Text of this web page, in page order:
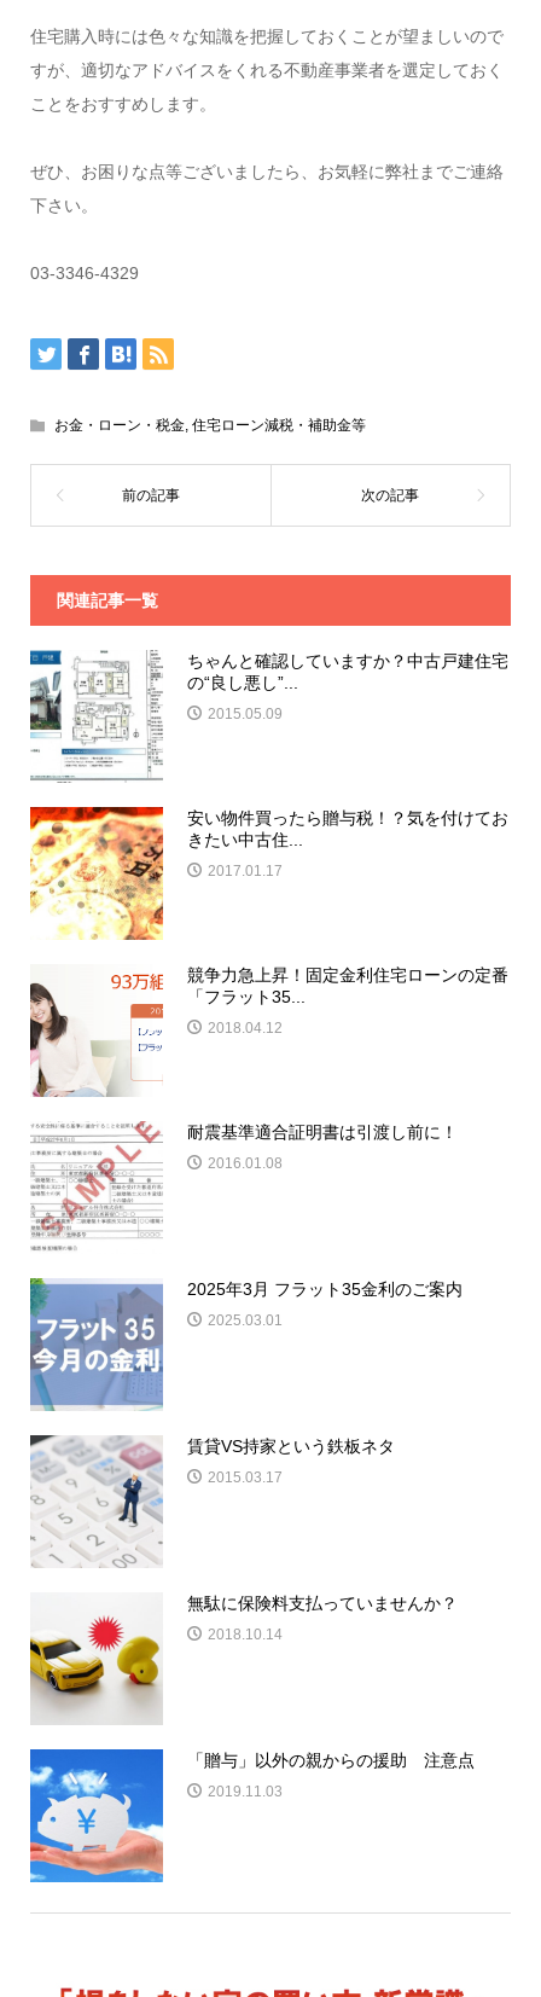
住宅購入時には色々な知識を把握しておくことが望ましいので
すが、適切なアドバイスをくれる不動産事業者を選定しておく
ことをおすすめします。
ぜひ、お困りな点等ございましたら、お気軽に弊社までご連絡
下さい。
03-3346-4329
お金・ローン・税金, 住宅ローン減税・補助金等
関連記事一覧
ちゃんと確認していますか？中古戸建住宅
の“良し悪し”...
2015.05.09
安い物件買ったら贈与税！？気を付けてお
きたい中古住...
2017.01.17
競争力急上昇！固定金利住宅ローンの定番
「フラット35...
2018.04.12
耐震基準適合証明書は引渡し前に！
2016.01.08
2025年3月 フラット35金利のご案内
2025.03.01
賃貸VS持家という鉄板ネタ
2015.03.17
無駄に保険料支払っていませんか？
2018.10.14
「贈与」以外の親からの援助 注意点
2019.11.03